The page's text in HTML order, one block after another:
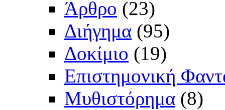
Άρθρο (23)
Διήγημα (95)
Δοκίμιο (19)
Επιστημονική
Μυθιστόρημα (8)